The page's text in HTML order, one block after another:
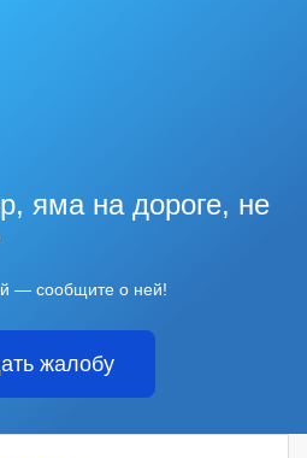
яма на дороге, не
— сообщите о ней!
жалобу